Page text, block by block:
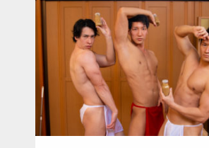
立ちをキメるマッチョ
Update:2023.02.11
Category:
筋肉銭湯2 その他 大胸筋
腕三頭筋
腹筋 川口 (埼玉)
ダウンロード